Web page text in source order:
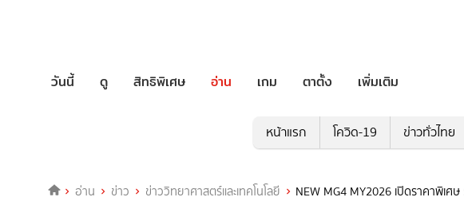
วันนี้ ดู สิทธิพิเศษ อ่าน เกม ตาตั้ง เพิ่มเติม
หน้าแรก โควิด-19 ข่าวทั่วไทย
อ่าน ข่าว ข่าววิทยาศาสตร์และเทคโนโลยี NEW MG4 MY2026 เปิดราคาพิเ